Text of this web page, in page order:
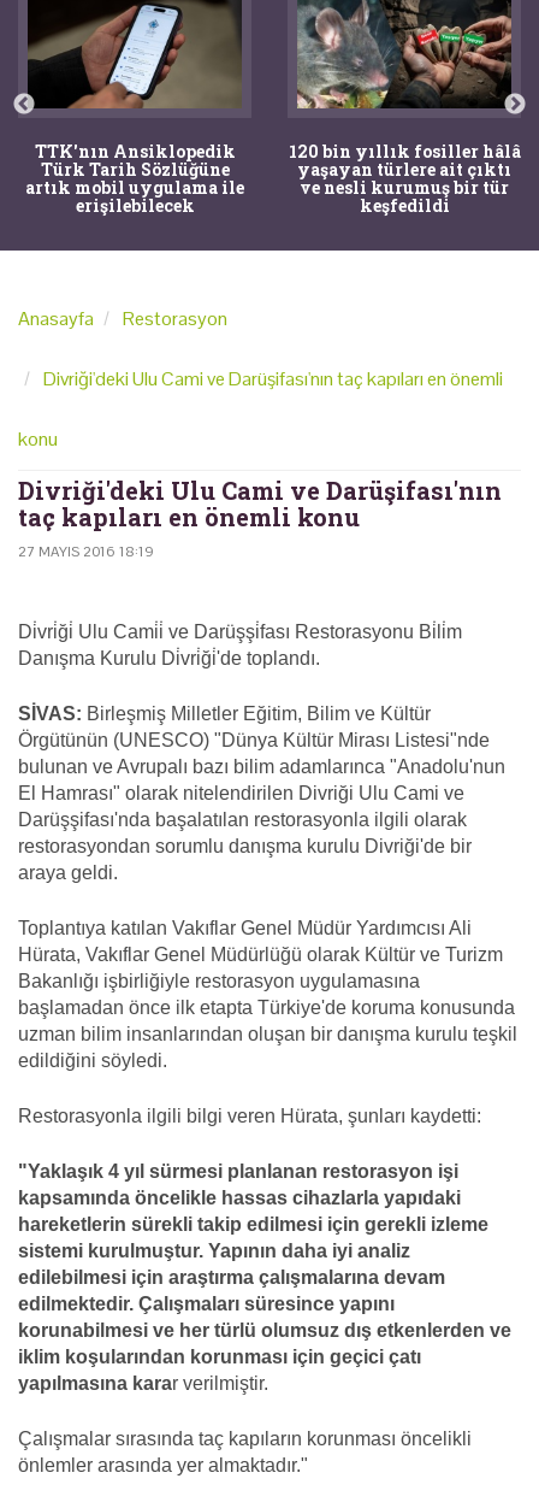
TTK'nın Ansiklopedik
Türk Tarih Sözlüğüne
artık mobil uygulama ile
erişilebilecek
120 bin yıllık fosiller hâlâ
yaşayan türlere ait çıktı
ve nesli kurumuş bir tür
keşfedildi
Anasayfa Restorasyon
Divriği'deki Ulu Cami ve Darüşifası'nın taç kapıları en önemli
konu
Divriği'deki Ulu Cami ve Darüşifası'nın
taç kapıları en önemli konu
27 MAYIS 2016 18:19
Di̇vri̇ği̇ Ulu Cami̇i̇ ve Darüşşi̇fası Restorasyonu Bi̇li̇m
Danışma Kurulu Di̇vri̇ği̇'de toplandı.
SİVAS: Birleşmiş Milletler Eğitim, Bilim ve Kültür
Örgütünün (UNESCO) "Dünya Kültür Mirası Listesi"nde
bulunan ve Avrupalı bazı bilim adamlarınca "Anadolu'nun
El Hamrası" olarak nitelendirilen Divriği Ulu Cami ve
Darüşşifası'nda başalatılan restorasyonla ilgili olarak
restorasyondan sorumlu danışma kurulu Divriği'de bir
araya geldi.
Toplantıya katılan Vakıflar Genel Müdür Yardımcısı Ali
Hürata, Vakıflar Genel Müdürlüğü olarak Kültür ve Turizm
Bakanlığı işbirliğiyle restorasyon uygulamasına
başlamadan önce ilk etapta Türkiye'de koruma konusunda
uzman bilim insanlarından oluşan bir danışma kurulu teşkil
edildiğini söyledi.
Restorasyonla ilgili bilgi veren Hürata, şunları kaydetti:
"Yaklaşık 4 yıl sürmesi planlanan restorasyon işi
kapsamında öncelikle hassas cihazlarla yapıdaki
hareketlerin sürekli takip edilmesi için gerekli izleme
sistemi kurulmuştur. Yapının daha iyi analiz
edilebilmesi için araştırma çalışmalarına devam
edilmektedir. Çalışmaları süresince yapını
korunabilmesi ve her türlü olumsuz dış etkenlerden ve
iklim koşularından korunması için geçici çatı
yapılmasına karar verilmiştir.
Çalışmalar sırasında taç kapıların korunması öncelikli
önlemler arasında yer almaktadır."